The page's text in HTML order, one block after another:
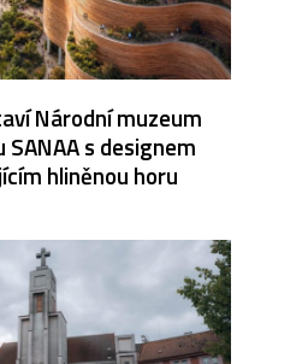
Národní muzeum
SANAA s designem
hliněnou horu